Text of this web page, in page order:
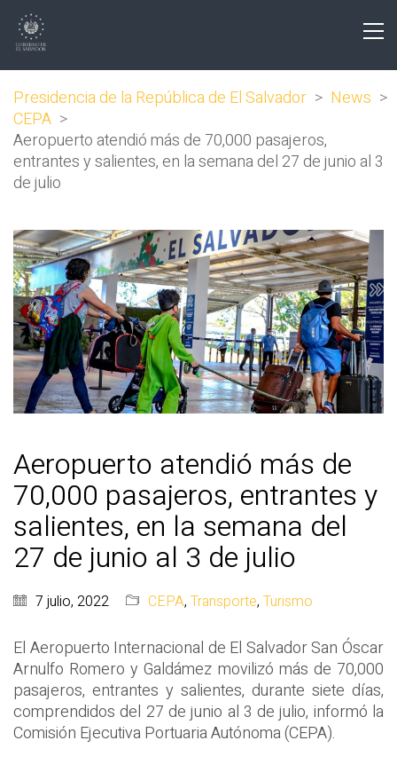
Presidencia de la República de El Salvador > News >
CEPA >
Aeropuerto atendió más de 70,000 pasajeros,
entrantes y salientes, en la semana del 27 de junio al 3
de julio
Aeropuerto atendió más de
70,000 pasajeros, entrantes y
salientes, en la semana del
27 de junio al 3 de julio
7 julio, 2022 CEPA, Transporte, Turismo
El Aeropuerto Internacional de El Salvador San Óscar
Arnulfo Romero y Galdámez movilizó más de 70,000
pasajeros, entrantes y salientes, durante siete días,
comprendidos del 27 de junio al 3 de julio, informó la
Comisión Ejecutiva Portuaria Autónoma (CEPA).